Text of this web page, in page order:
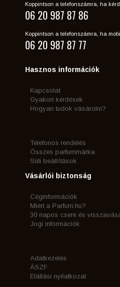
Koppintson a telefonszámra, ha
06 20 987 87 86
Koppintson a telefonszámra, ha
06 20 987 87 77
Hasznos információk
Kapcsolat
Gyakori kérdések
Hogyan tudok vásárolni?
Telefonos rendelés
Összes parfummárka
Süti beállítások
Vásárlói biztonság
Céginformációk
Miért a Parfum.hu?
30 napos csere és
Jogi információk
Adatkezelés
ÁSZF
Elállási nyilatkozat